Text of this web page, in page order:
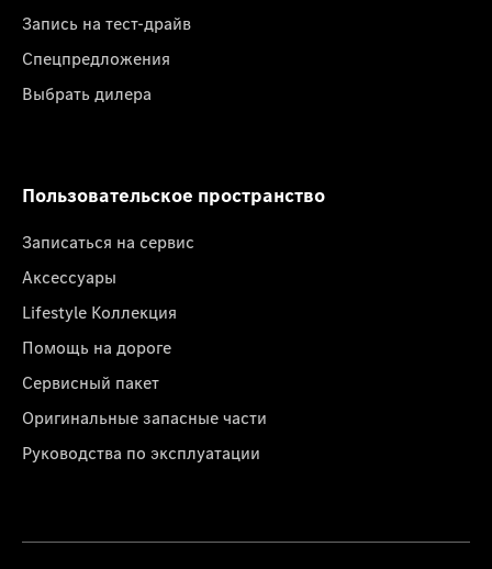
Запись на тест-драйв
Спецпредложения
Выбрать дилера
Пользовательское пространство
Записаться на сервис
Аксессуары
Lifestyle Коллекция
Помощь на дороге
Сервисный пакет
Оригинальные запасные части
Руководства по эксплуатации